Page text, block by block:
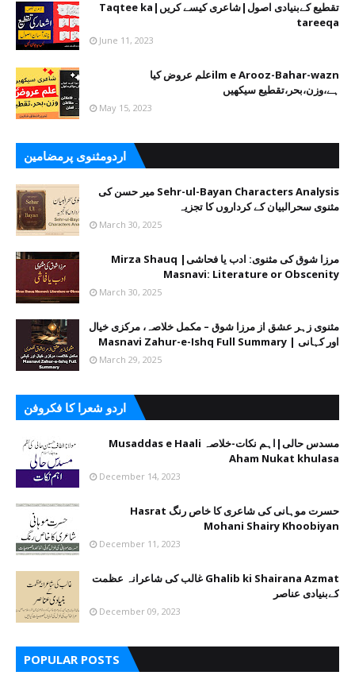
تقطیع کےبنیادی اصول|شاعری کیسے کریں|Taqtee ka
tareeqa
June 11, 2023
ilm e Arooz-Bahar-waznعلم عروض کیا
ہے،وزن،بحر،تقطیع سیکھیں
May 15, 2023
اردومثنوی پرمضامین
Sehr-ul-Bayan Characters Analysis میر حسن کی
مثنوی سحرالبیان کے کرداروں کا تجزیہ
March 30, 2025
مرزا شوق کی مثنوی: ادب یا فحاشی| Mirza Shauq
Masnavi: Literature or Obscenity
March 30, 2025
مثنوی زہر عشق از مرزا شوق – مکمل خلاصہ، مرکزی خیال
اور کہانی | Masnavi Zahur-e-Ishq Full Summary
March 29, 2025
اردو شعرا کا فکروفن
مسدس حالی|اہم نکات-خلاصہ Musaddas e Haali
Aham Nukat khulasa
December 14, 2023
حسرت موہانی کی شاعری کا خاص رنگ Hasrat
Mohani Shairy Khoobiyan
December 11, 2023
Ghalib ki Shairana Azmat غالب کی شاعرانہ عظمت
کےبنیادی عناصر
December 09, 2023
POPULAR POSTS